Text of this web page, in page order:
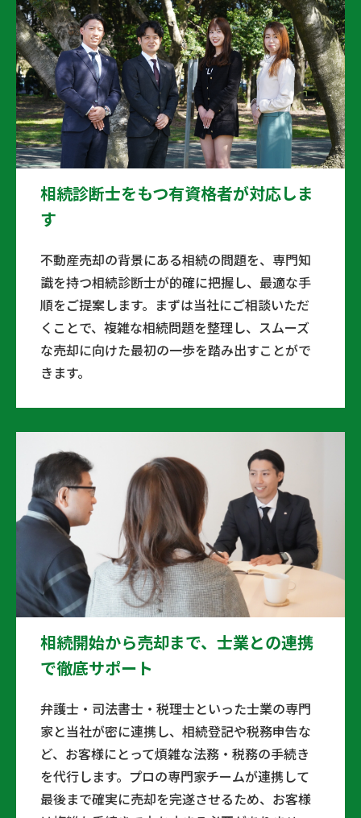
相続診断士をもつ有資格者が対応しま
す
不動産売却の背景にある相続の問題を、専門知
識を持つ相続診断士が的確に把握し、最適な手
順をご提案します。まずは当社にご相談いただ
くことで、複雑な相続問題を整理し、スムーズ
な売却に向けた最初の一歩を踏み出すことがで
きます。
相続開始から売却まで、士業との連携
で徹底サポート
弁護士・司法書士・税理士といった士業の専門
家と当社が密に連携し、相続登記や税務申告な
ど、お客様にとって煩雑な法務・税務の手続き
を代行します。プロの専門家チームが連携して
最後まで確実に売却を完遂させるため、お客様